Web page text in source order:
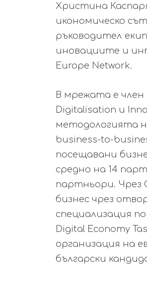
Христина
икономическо
ръководител
иновациите и
Europe Network.
В мрежата е
Digitalisation и
методологията
business-to-
посещавани
средно на 14
партньори. Чрез
бизнес чрез
специализация
Digital Economy
организация на
български